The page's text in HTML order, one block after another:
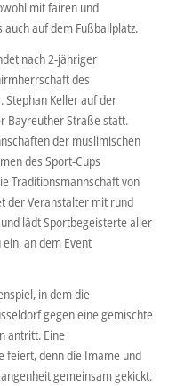
mit fairen und
auf dem Fußballplatz.
nach 2-jähriger
des
Keller auf der
Bayreuther Straße statt.
der muslimischen
des Sport-Cups
Traditionsmannschaft von
der Veranstalter mit rund
lädt Sportbegeisterte aller
an dem Event
in dem die
gegen eine gemischte
antritt. Eine
feiert, denn die Imame und
gemeinsam gekickt.